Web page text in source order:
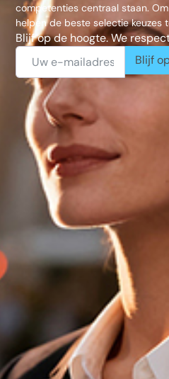
competenties centraal staan.
helpen de beste selectie keuzes
Blijf op de hoogte. We
Blijf